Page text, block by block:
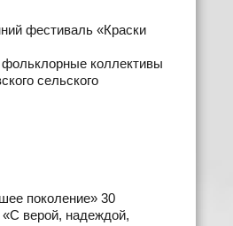
фестиваль «Краски
фольклорные коллективы
сельского
поколение» 30
верой, надеждой,